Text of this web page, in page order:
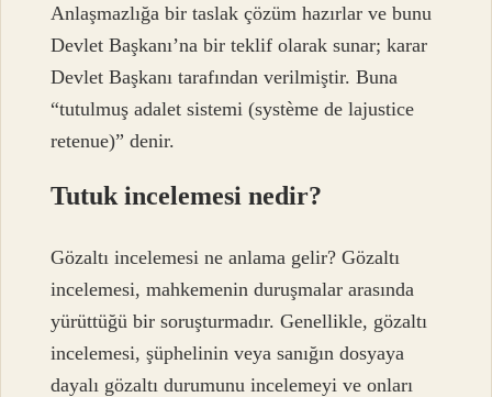
Anlaşmazlığa bir taslak çözüm hazırlar ve bunu
Devlet Başkanı’na bir teklif olarak sunar; karar
Devlet Başkanı tarafından verilmiştir. Buna
“tutulmuş adalet sistemi (système de lajustice
retenue)” denir.
Tutuk incelemesi nedir?
Gözaltı incelemesi ne anlama gelir? Gözaltı
incelemesi, mahkemenin duruşmalar arasında
yürüttüğü bir soruşturmadır. Genellikle, gözaltı
incelemesi, şüphelinin veya sanığın dosyaya
dayalı gözaltı durumunu incelemeyi ve onları